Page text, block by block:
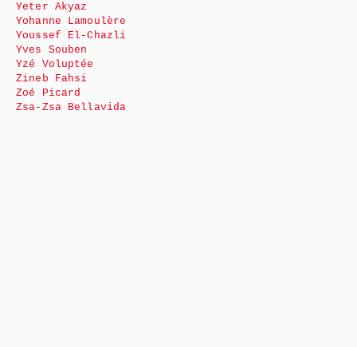
Yeter Akyaz
Yohanne Lamoulère
Youssef El-Chazli
Yves Souben
Yzé Voluptée
Zineb Fahsi
Zoé Picard
Zsa-Zsa Bellavida